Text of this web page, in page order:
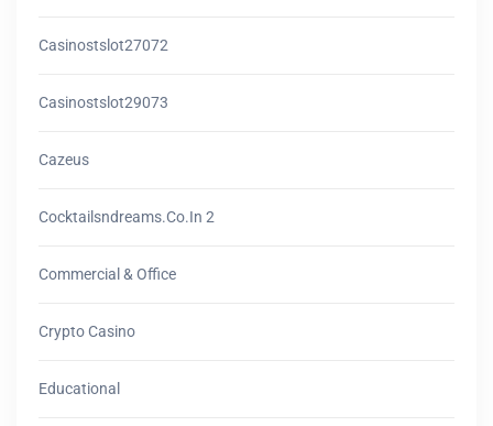
Casinostslot27072
Casinostslot29073
Cazeus
Cocktailsndreams.co.in 2
Commercial & Office
Crypto Casino
Educational